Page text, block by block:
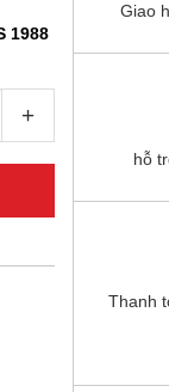
1988
+
Giao
hỗ
Thanh